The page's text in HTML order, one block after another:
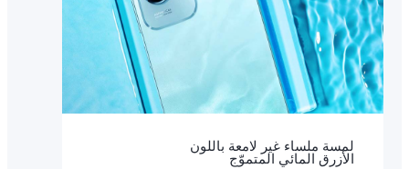
لمسة ملساء غير لامعة باللون
الأزرق المائي المتموّج